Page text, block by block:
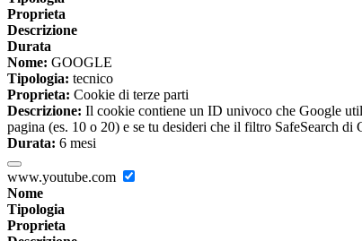
Proprieta
Descrizione
Durata
Nome: GOOGLE
Tipologia: tecnico
Proprieta: Cookie di terze parti
Descrizione: Il cookie contiene un ID univoco che Google
pagina (es. 10 o 20) e se tu desideri che il filtro SafeSearch di
Durata: 6 mesi
www.youtube.com
Nome
Tipologia
Proprieta